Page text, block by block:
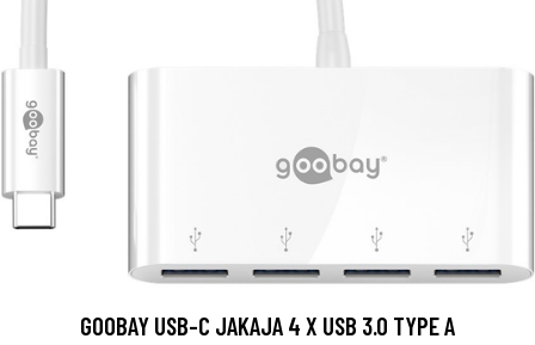
GOOBAY USB-C JAKAJA 4 X USB 3.0 TYPE A